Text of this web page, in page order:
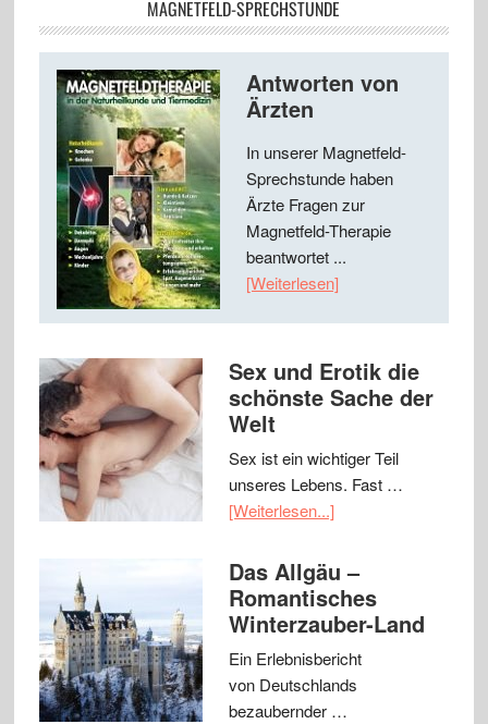
MAGNETFELD-SPRECHSTUNDE
Antworten von
Ärzten
In unserer Magnetfeld-
Sprechstunde haben
Ärzte Fragen zur
Magnetfeld-Therapie
beantwortet ...
[Weiterlesen]
Sex und Erotik die
schönste Sache der
Welt
Sex ist ein wichtiger Teil
unseres Lebens. Fast …
[Weiterlesen...]
Das Allgäu –
Romantisches
Winterzauber-Land
Ein Erlebnisbericht
von Deutschlands
bezaubernder …